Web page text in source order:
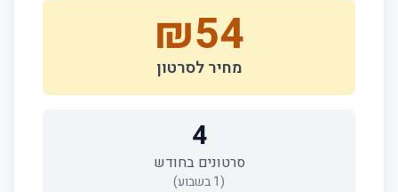
₪54
מחיר לסרטון
4
סרטונים בחודש
(
1בשבוע)